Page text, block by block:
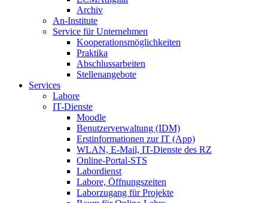
Archiv
An-Institute
Service für Unternehmen
Kooperationsmöglichkeiten
Praktika
Abschlussarbeiten
Stellenangebote
Services
Labore
IT-Dienste
Moodle
Benutzerverwaltung (IDM)
Erstinformationen zur IT (App)
WLAN, E-Mail, IT-Dienste des RZ
Online-Portal-STS
Labordienst
Labore, Öffnungszeiten
Laborzugang für Projekte